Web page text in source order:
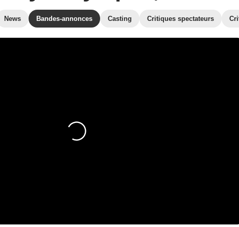
News Bandes-annonces Casting Critiques spectateurs